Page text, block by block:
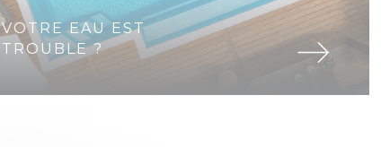
VOTRE EAU EST
TROUBLE ?